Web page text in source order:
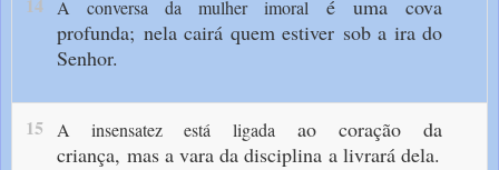
A conversa da mulher imoral é uma cova
profunda; nela cairá quem estiver sob a ira do
Senhor.
15 A insensatez está ligada ao coração da
criança, mas a vara da disciplina a livrará dela.